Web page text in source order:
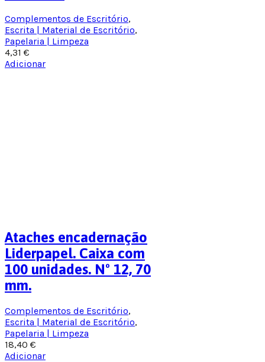
Complementos de Escritório,
Escrita | Material de Escritório,
Papelaria | Limpeza
4,31 €
Adicionar
Ataches encadernação
Liderpapel. Caixa com
100 unidades. Nº 12, 70
mm.
Complementos de Escritório,
Escrita | Material de Escritório,
Papelaria | Limpeza
18,40 €
Adicionar